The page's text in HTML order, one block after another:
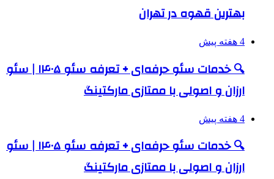
بهترین قهوه در تهران
4 هفته پیش
🔍 خدمات سئو حرفه‌ای + تعرفه سئو ۱۴۰۵ | سئو
ارزان و اصولی با ممتازی مارکتینگ
4 هفته پیش
🔍 خدمات سئو حرفه‌ای + تعرفه سئو ۱۴۰۵ | سئو
ارزان و اصولی با ممتازی مارکتینگ